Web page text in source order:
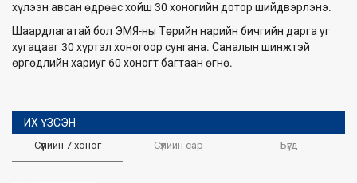
хүлээн авсан өдрөөс хойш 30 хоногийн дотор шийдвэрлэнэ.
Шаардлагатай бол ЭМЯ-ны Төрийн нарийн бичгийн дарга уг
хугацааг 30 хүртэл хоногоор сунгана. Саналын шинжтэй
өргөдлийн хариуг 60 хоногт багтаан өгнө.
ИХ ҮЗСЭН
Сүүлийн 7 хоног Сүүлийн сар Бүгд